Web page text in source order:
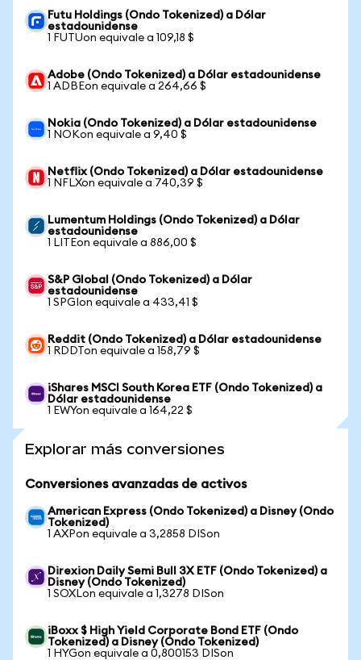
Futu Holdings (Ondo Tokenized) a Dólar
estadounidense
1 FUTUon equivale a 109,18 $
Adobe (Ondo Tokenized) a Dólar estadounidense
1 ADBEon equivale a 264,66 $
Nokia (Ondo Tokenized) a Dólar estadounidense
1 NOKon equivale a 9,40 $
Netflix (Ondo Tokenized) a Dólar estadounidense
1 NFLXon equivale a 740,39 $
Lumentum Holdings (Ondo Tokenized) a Dólar
estadounidense
1 LITEon equivale a 886,00 $
S&P Global (Ondo Tokenized) a Dólar
estadounidense
1 SPGIon equivale a 433,41 $
Reddit (Ondo Tokenized) a Dólar estadounidense
1 RDDTon equivale a 158,79 $
iShares MSCI South Korea ETF (Ondo Tokenized) a
Dólar estadounidense
1 EWYon equivale a 164,22 $
Explorar más conversiones
Conversiones avanzadas de activos
American Express (Ondo Tokenized) a Disney (Ondo
Tokenized)
1 AXPon equivale a 3,2858 DISon
Direxion Daily Semi Bull 3X ETF (Ondo Tokenized) a
Disney (Ondo Tokenized)
1 SOXLon equivale a 1,3278 DISon
iBoxx $ High Yield Corporate Bond ETF (Ondo
Tokenized) a Disney (Ondo Tokenized)
1 HYGon equivale a 0,800153 DISon